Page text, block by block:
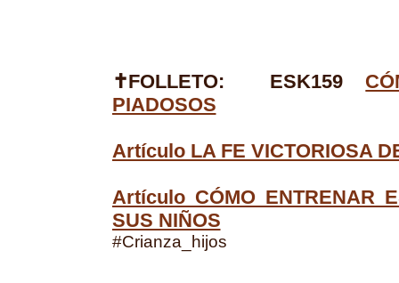
✝FOLLETO: ESK159
PIADOSOS
Artículo LA FE VICTORIOSA
Artículo CÓMO ENTRENAR
SUS NIÑOS
#Crianza_hijos